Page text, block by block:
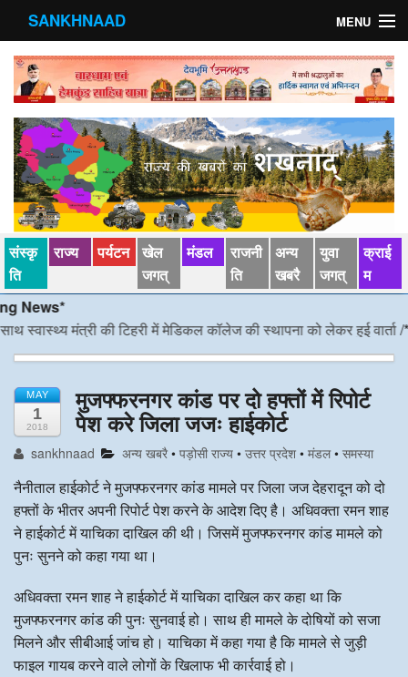
SANKHNAAD MENU
मुख्य पृष्ठ
राज्य
मंडल
संस्कृति
खेल जगत्
पर्यटन
पड़ोसी राज्य
स्वास्‍थ्य
देश विदेश
अन्य खबरै
संस्कृ
ति
राज्य पर्यटन खेल
जगत्
मंडल
राजनी
ति
अन्य
खबरै
युवा
जगत्
क्राई
म
मंत्री की टिहरी में मेडिकल कॉलेज की स्थापना को लेकर हुई वार्ता/*/
MAY
1
2018
मुजफ्फरनगर कांड पर दो हफ्तों में रिपोर्ट
पेश करे जिला जजः हाईकोर्ट
sankhnaad अन्य खबरै •पड़ोसी राज्य •उत्तर प्रदेश •मंडल•समस्या
नैनीताल हाईकोर्ट ने मुजफ्फरनगर कांड मामले पर जिला जज देहरादून को दो
हफ्तों के भीतर अपनी रिपोर्ट पेश करने के आदेश दिए है। अधिवक्ता रमन शाह
ने हाईकोर्ट में याचिका दाखिल की थी। जिसमें मुजफ्फरनगर कांड मामले को
पुनः सुनने को कहा गया था।
अधिवक्ता रमन शाह ने हाईकोर्ट में याचिका दाखिल कर कहा था कि
मुजफ्फरनगर कांड की पुनः सुनवाई हो। साथ ही मामले के दोषियों को सजा
मिलने और सीबीआई जांच हो। याचिका में कहा गया है कि मामले से जुड़ी
फाइल गायब करने वाले लोगों के खिलाफ भी कार्रवाई हो।